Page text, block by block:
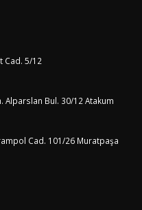
Cad. 5/12
Alparslan Bul. 30/12 Atakum
Cad. 101/26 Muratpaşa